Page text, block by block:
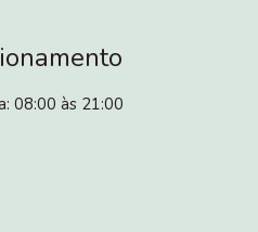
08:00 às 21:00